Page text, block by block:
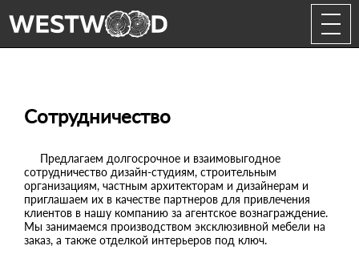
Сотрудничество
Предлагаем долгосрочное и взаимовыгодное
сотрудничество дизайн-студиям, строительным
организациям, частным архитекторам и дизайнерам и
приглашаем их в качестве партнеров для привлечения
клиентов в нашу компанию за агентское вознаграждение.
Мы занимаемся производством эксклюзивной мебели на
заказ, а также отделкой интерьеров под ключ.